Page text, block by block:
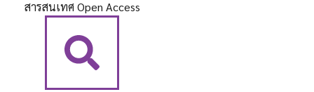
สารสนเทศ Open Access